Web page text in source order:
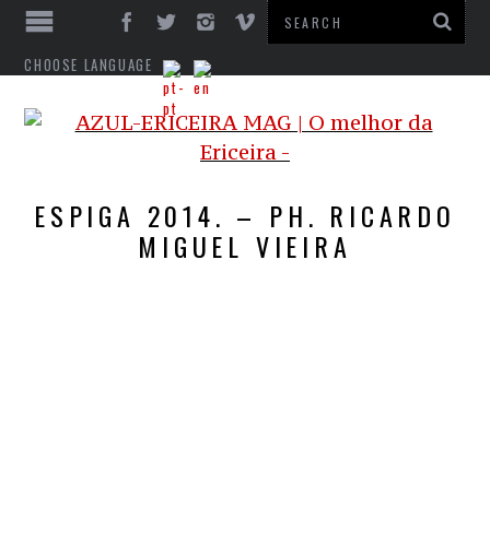
CHOOSE LANGUAGE
ESPIGA 2014. – PH. RICARDO
MIGUEL VIEIRA